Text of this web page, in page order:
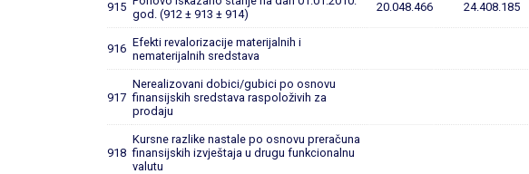
915
god. (912 ± 913 ± 914)
20.048.466 24.408.185
916 Efekti revalorizacije materijalnih i
nematerijalnih sredstava
917
Nerealizovani dobici/gubici po osnovu
finansijskih sredstava raspoloživih za
prodaju
918
Kursne razlike nastale po osnovu preračuna
finansijskih izvještaja u drugu funkcionalnu
valutu